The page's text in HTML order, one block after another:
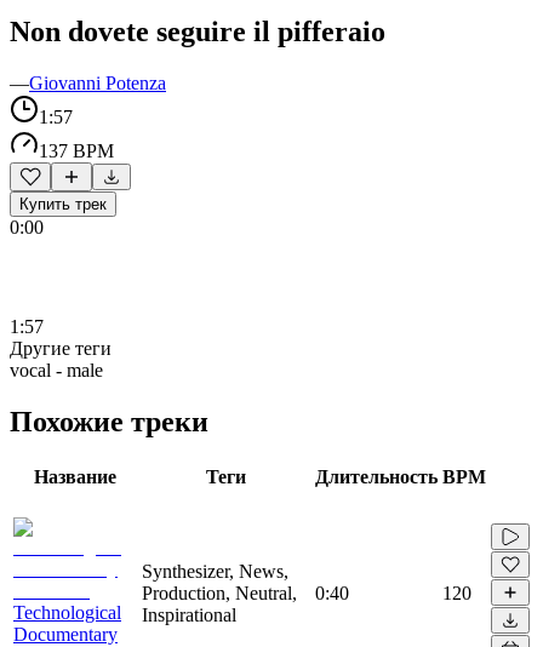
Non dovete seguire il pifferaio
—Giovanni Potenza
1:57
137 BPM
Купить трек
0:00
1:57
Другие теги
vocal - male
Похожие треки
Название Теги Длительность BPM
Technological
Documentary
Synthesizer, News,
Production, Neutral,
Inspirational
0:40 120